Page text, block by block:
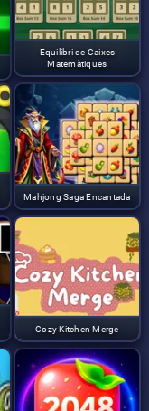
Equilibri de Caixes
Matemàtiques
Mahjong Saga Encantada
Cozy Kitchen Merge